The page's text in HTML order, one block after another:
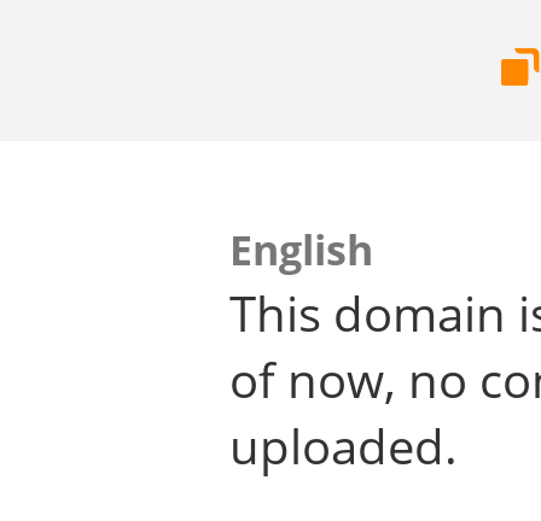
English
This domain
of now, no
uploaded.